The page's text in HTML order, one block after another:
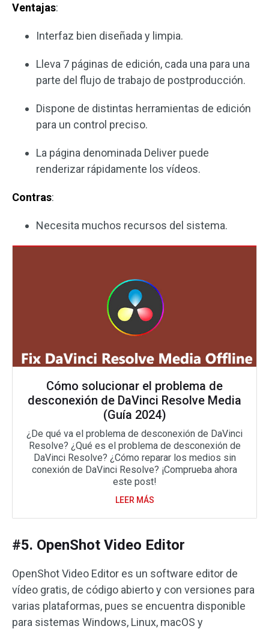
Ventajas:
Interfaz bien diseñada y limpia.
Lleva 7 páginas de edición, cada una para una
parte del flujo de trabajo de postproducción.
Dispone de distintas herramientas de edición
para un control preciso.
La página denominada Deliver puede
renderizar rápidamente los vídeos.
Contras:
Necesita muchos recursos del sistema.
Cómo solucionar el problema de
desconexión de DaVinci Resolve Media
(Guía 2024)
¿De qué va el problema de desconexión de DaVinci
Resolve? ¿Qué es el problema de desconexión de
DaVinci Resolve? ¿Cómo reparar los medios sin
conexión de DaVinci Resolve? ¡Comprueba ahora
este post!
LEER MÁS
#5. OpenShot Video Editor
OpenShot Video Editor es un software editor de
vídeo gratis, de código abierto y con versiones para
varias plataformas, pues se encuentra disponible
para sistemas Windows, Linux, macOS y